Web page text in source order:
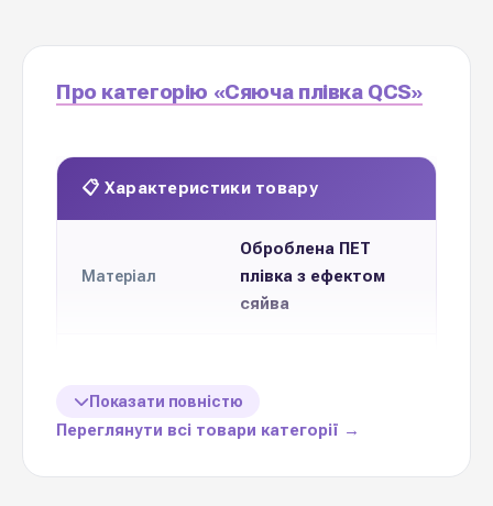
Про категорію «Сяюча плівка QCS»
📋 Характеристики товару
Матеріал
Оброблена ПЕТ
плівка з ефектом
сяйва
100 мікрон
Кількість в
Показати повністю
Переглянути всі товари категорії →